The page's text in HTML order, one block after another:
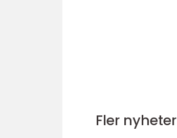
Fler nyheter